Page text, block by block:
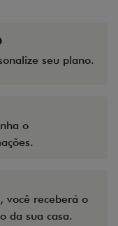
seu plano.
o
você receberá o
da sua casa.